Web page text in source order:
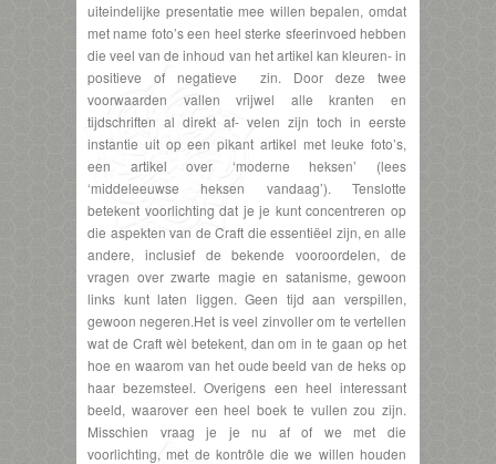
uiteindelijke presentatie mee willen bepalen, omdat
met name foto’s een heel sterke sfeerinvoed hebben
die veel van de inhoud van het artikel kan kleuren- in
positieve of negatieve zin. Door deze twee
voorwaarden vallen vrijwel alle kranten en
tijdschriften al direkt af- velen zijn toch in eerste
instantie uit op een pikant artikel met leuke foto’s,
een artikel over ‘moderne heksen’ (lees
‘middeleeuwse heksen vandaag’). Tenslotte
betekent voorlichting dat je je kunt concentreren op
die aspekten van de Craft die essentiëel zijn, en alle
andere, inclusief de bekende vooroordelen, de
vragen over zwarte magie en satanisme, gewoon
links kunt laten liggen. Geen tijd aan verspillen,
gewoon negeren.Het is veel zinvoller om te vertellen
wat de Craft wèl betekent, dan om in te gaan op het
hoe en waarom van het oude beeld van de heks op
haar bezemsteel. Overigens een heel interessant
beeld, waarover een heel boek te vullen zou zijn.
Misschien vraag je je nu af of we met die
voorlichting, met de kontrôle die we willen houden